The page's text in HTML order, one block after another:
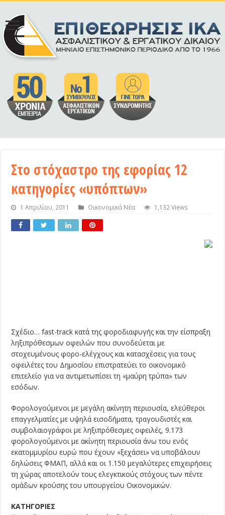
Στο στόχαστρο της εφορίας 12
κατηγορίες «υπόπτων»
1 Απριλίου, 2011 Οικονομικά Νέα 1,132 Views
Σχέδιο… fast-track κατά της φοροδιαφυγής και την είσπραξη
ληξιπρόθεσμων οφειλών που συνοδεύεται με
στοχευμένους φορο-ελέγχους και κατασχέσεις για τους
οφειλέτες του Δημοσίου επιστρατεύει το οικονομικό
επιτελείο για να αντιμετωπίσει τη «μαύρη τρύπα» των
εσόδων.
Φορολογούμενοι με μεγάλη ακίνητη περιουσία, ελεύθεροι
επαγγελματίες με υψηλά εισοδήματα, τραγουδιστές και
συμβολαιογράφοι με ληξιπρόθεσμες οφειλές, 9.173
φορολογούμενοι με ακίνητη περιουσία άνω του ενός
εκατομμυρίου ευρώ που έχουν «ξεχάσει» να υποβάλουν
δηλώσεις ΦΜΑΠ, αλλά και οι 1.150 μεγαλύτερες επιχειρήσεις
τη χώρας αποτελούν τους ελεγκτικούς στόχους των πέντε
ομάδων κρούσης του υπουργείου Οικονομικών.
ΚΑΤΗΓΟΡΙΕΣ